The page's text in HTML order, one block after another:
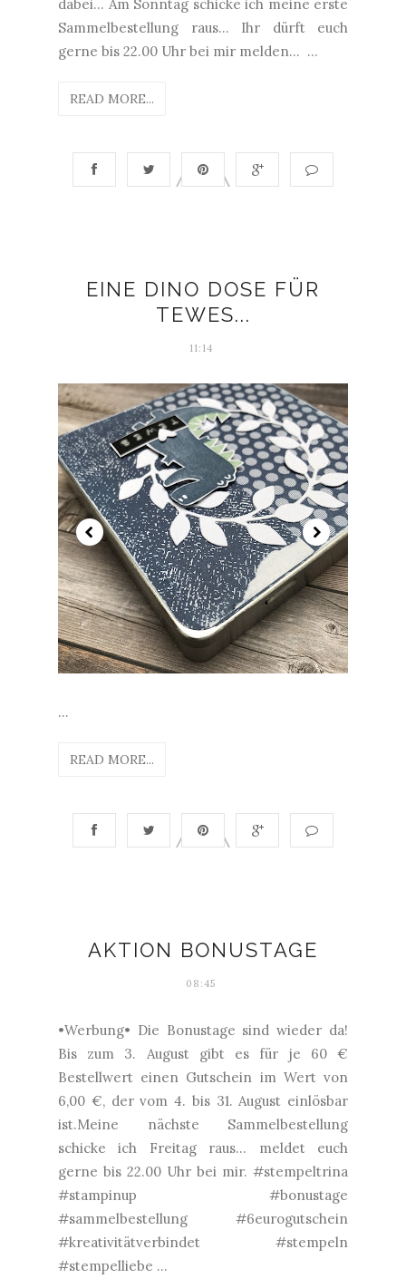
dabei... Am Sonntag schicke ich meine erste
Sammelbestellung raus... Ihr dürft euch
gerne bis 22.00 Uhr bei mir melden... ...
READ MORE...
EINE DINO DOSE FÜR
TEWES...
11:14
...
READ MORE...
AKTION BONUSTAGE
08:45
•Werbung• Die Bonustage sind wieder da!
Bis zum 3. August gibt es für je 60 €
Bestellwert einen Gutschein im Wert von
6,00 €, der vom 4. bis 31. August einlösbar
ist.Meine nächste Sammelbestellung
schicke ich Freitag raus... meldet euch
gerne bis 22.00 Uhr bei mir. #stempeltrina
#stampinup #bonustage
#sammelbestellung #6eurogutschein
#kreativitätverbindet #stempeln
#stempelliebe ...